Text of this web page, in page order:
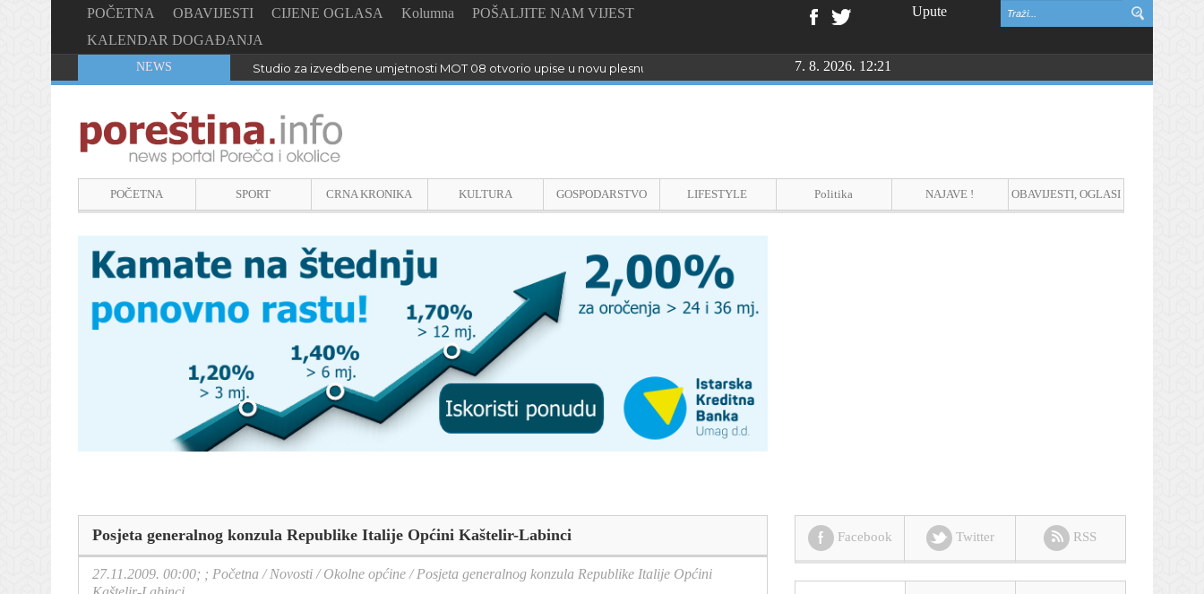
POČETNA OBAVIJESTI CIJENE OGLASA Kolumna
POŠALJITE NAM VIJEST
KALENDAR DOGAĐANJA
Upute
NEWS Studio za izvedbene umjetnosti MOT 08 otvorio upise u novu plesnu sezonu 7. 8. 2026. 12:21
POČETNA SPORT CRNA KRONIKA KULTURA GOSPODARSTVO LIFESTYLE Politika NAJAVE ! OBAVIJESTI, OGLASI
Posjeta generalnog konzula Republike Italije Općini Kaštelir-Labinci
27.11.2009. 00:00; ; Početna /Novosti /Okolne općine /Posjeta generalnog konzula Republike Italije Općini
Facebook Twitter RSS